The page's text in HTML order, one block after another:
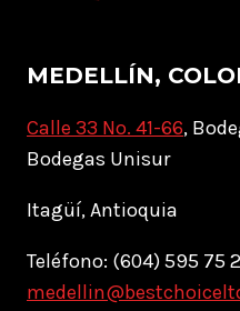
MEDELLÍN,
Calle 33 No. 41-66,
Bodegas Unisur
Itagüí, Antioquia
Teléfono: (604) 595 75